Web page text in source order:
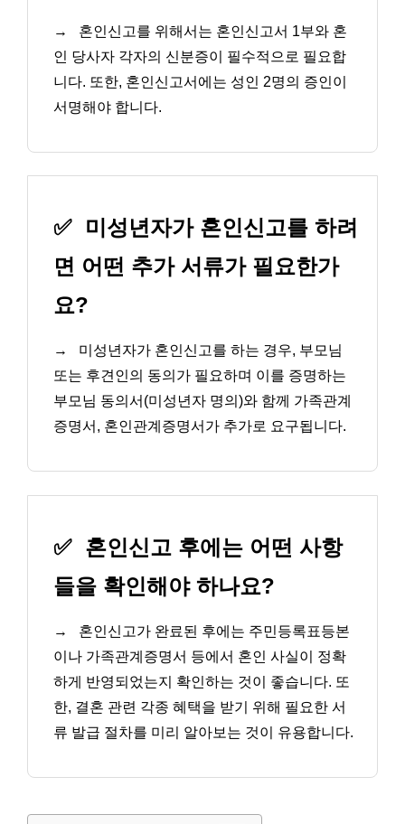
→
혼인신고를 위해서는 혼인신고서 1부와 혼
인 당사자 각자의 신분증이 필수적으로 필요합
니다. 또한, 혼인신고서에는 성인 2명의 증인이
서명해야 합니다.
✅
미성년자가 혼인신고를 하려
면 어떤 추가 서류가 필요한가
요?
→
미성년자가 혼인신고를 하는 경우, 부모님
또는 후견인의 동의가 필요하며 이를 증명하는
부모님 동의서(미성년자 명의)와 함께 가족관계
증명서, 혼인관계증명서가 추가로 요구됩니다.
✅ 혼인신고 후에는 어떤 사항
들을 확인해야 하나요?
→
혼인신고가 완료된 후에는 주민등록표등본
이나 가족관계증명서 등에서 혼인 사실이 정확
하게 반영되었는지 확인하는 것이 좋습니다. 또
한, 결혼 관련 각종 혜택을 받기 위해 필요한 서
류 발급 절차를 미리 알아보는 것이 유용합니다.